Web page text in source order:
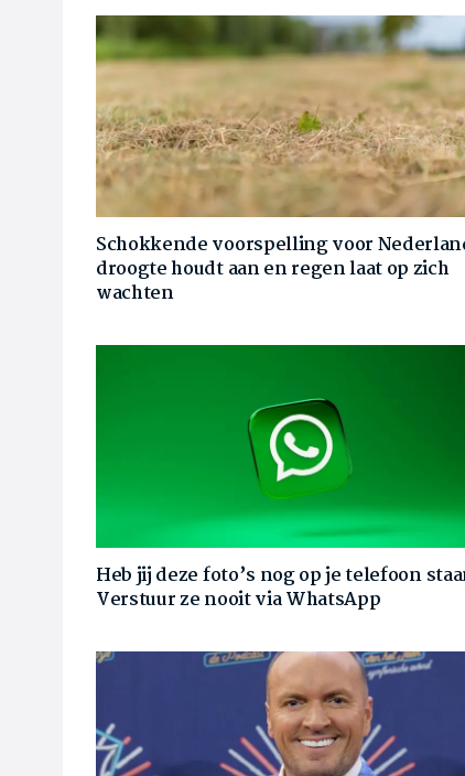
Schokkende voorspelling voor
droogte houdt aan en regen laat op zich
wachten
Heb jij deze foto’s nog op je telefoon
Verstuur ze nooit via WhatsApp